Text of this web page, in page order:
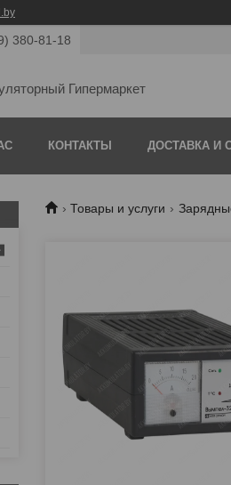
380-81-18
Гипермаркет
КОНТАКТЫ ДОСТАВКА И
Товары и услуги